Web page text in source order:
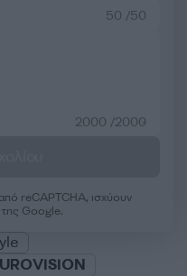
50 /50
2000 /2000
reCAPTCHA, ισχύουν
της Google.